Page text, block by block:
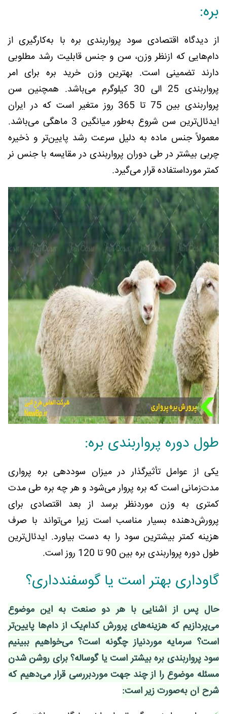
بره:
از دیدگاه اقتصادی سود پرواربندی بره با به‌کارگیری از
دام‌هایی که ازنظر وزن، سن و جنس قابلیت رشد مطلوبی
دارند تضمینی است. بهترین وزن خرید بره برای امر
پرواربندی 25 الی 30 کیلوگرم می‌باشد. همچنین سن
پرواربندی بین 75 تا 365 روز متغیر است که در ایران
ایدئال‌ترین سن شروع به‌طور میانگین 3 ماهگی می‌باشد.
معمولاً جنس ماده به دلیل سرعت رشد پایین‌تر و ذخیره
چربی بیشتر در طی دوران پرواربندی در مقایسه با جنس نر
کمتر مورداستفاده قرار می‌گیرد.
طول دوره پرواربندی بره:
یکی از عوامل تأثیرگذار در میزان سوددهی بره پرواری
مدت‌زمانی است که بره پروار می‌شود و هر چه بره طی مدت
کمتری به وزن موردنظر برسد از بعد اقتصادی برای
پرورش‌دهنده بسیار مناسب است زیرا می‌تواند با صرف
هزینه کمتر بیشترین سود را به دست بیاورد. ایدئال‌ترین
طول دوره پرواربندی بره بین 90 تا 120 روز است.
گاوداری بهتر است یا گوسفندداری؟
حال پس از آشنایی با هر دو صنعت به این موضوع
می‌پردازیم که هزینه‌های پرورش کدام‌یک از دام‌ها پایین‌تر
است؟ سرمایه موردنیاز چگونه است؟ می‌خواهیم ببینیم
سود پرواربندی بره بیشتر است یا گوساله؟ برای روشن شدن
مسئله موضوع را از چند جهت موردبررسی قرار می‌دهیم که
شرح آن به‌صورت زیر است: